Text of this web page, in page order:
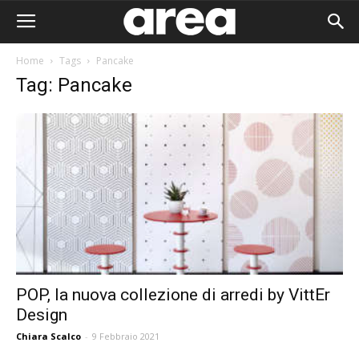
Home Tags Pancake
Tag: Pancake
POP, la nuova collezione di arredi by VittEr
Design
Chiara Scalco - 9 Febbraio 2021